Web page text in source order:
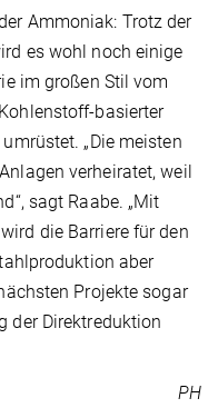
Ammoniak: Trotz der
es wohl noch einige
im großen Stil vom
basierter
„Die meisten
verheiratet, weil
sagt Raabe. „Mit
die Barriere für den
aber
Projekte sogar
der Direktreduktion
PH